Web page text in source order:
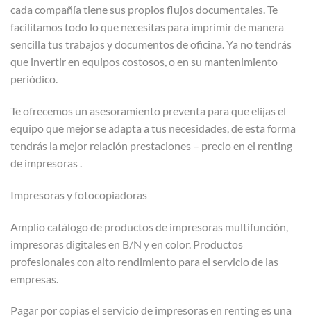
cada compañía tiene sus propios flujos documentales. Te
facilitamos todo lo que necesitas para imprimir de manera
sencilla tus trabajos y documentos de oficina. Ya no tendrás
que invertir en equipos costosos, o en su mantenimiento
periódico.
Te ofrecemos un asesoramiento preventa para que elijas el
equipo que mejor se adapta a tus necesidades, de esta forma
tendrás la mejor relación prestaciones – precio en el renting
de impresoras .
Impresoras y fotocopiadoras
Amplio catálogo de productos de impresoras multifunción,
impresoras digitales en B/N y en color. Productos
profesionales con alto rendimiento para el servicio de las
empresas.
Pagar por copias el servicio de impresoras en renting es una